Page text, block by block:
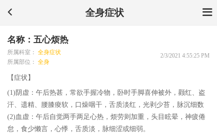
全身症状
名称：五心烦热
所属科室： 全身症状
所属部位： 全身
2/3/2021 4:55:25 PM
【症状】
(1)阴虚：午后热甚，常欲手握冷物，卧时手脚喜伸被外，颧红、盗
汗、遗精、腰膝痠软，口燥咽干，舌质淡红，光剥少苔，脉沉细数
(2)血虚：午后自觉两手两足心热，烦劳则加重，头目眩晕，神疲倦
怠，食少懒言，心悸，舌质淡，脉细涩或细弱。